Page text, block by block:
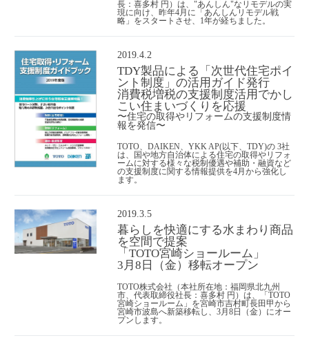
長：喜多村 円）は、"あんしん"なリモデルの実
現に向け、昨年4月に「あんしんリモデル戦
略」をスタートさせ、1年が経ちました。
2019.4.2
TDY製品による「次世代住宅ポイ
ント制度」の活用ガイド発行
消費税増税の支援制度活用でかし
こい住まいづくりを応援
〜住宅の取得やリフォームの支援制度情
報を発信〜
TOTO、DAIKEN、YKK AP(以下、TDY)の 3社
は、国や地方自治体による住宅の取得やリフォ
ームに対する様々な税制優遇や補助・融資など
の支援制度に関する情報提供を4月から強化し
ます。
2019.3.5
暮らしを快適にする水まわり商品
を空間で提案
「TOTO宮崎ショールーム」
3月8日（金）移転オープン
TOTO株式会社（本社所在地：福岡県北九州
市、代表取締役社長：喜多村 円）は、「TOTO
宮崎ショールーム」を宮崎市吉村町長田甲から
宮崎市波島へ新築移転し、3月8日（金）にオー
プンします。